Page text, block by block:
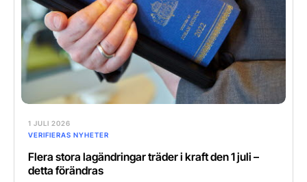
1 JULI 2026
VERIFIERAS NYHETER
Flera stora lagändringar träder i kraft den 1 juli –
detta förändras